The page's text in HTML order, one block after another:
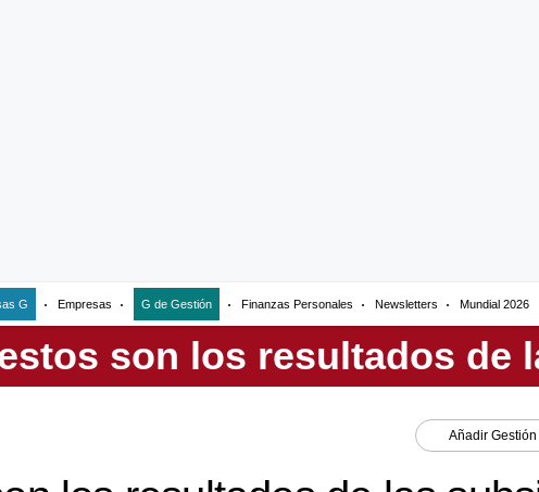
G Empresas G de Gestión Finanzas Personales Newsletters Mundial 2026
Añadir Gestión